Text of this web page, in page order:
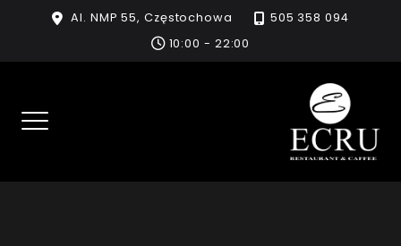
content
Al. NMP 55, Częstochowa
505 358 094
10:00 - 22:00